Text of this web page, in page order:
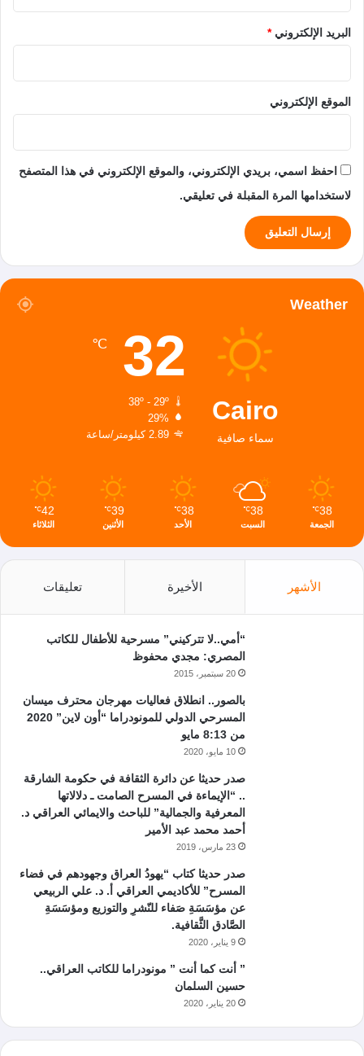
البريد الإلكتروني*
الموقع الإلكتروني
احفظ اسمي، بريدي الإلكتروني، والموقع الإلكتروني في هذا المتصفح
لاستخدامها المرة المقبلة في تعليقي.
Weather
Cairo
سماء صافية
32
℃
38º - 29º
29%
2.89 كيلومتر/ساعة
38
℃
الجمعة
38
℃
السبت
38
℃
الأحد
39
℃
الأثنين
42
℃
الثلاثاء
الأشهر الأخيرة تعليقات
“أمي..لا تتركيني” مسرحية للأطفال للكاتب
المصري: مجدي محفوظ
20 سبتمبر، 2015
بالصور.. انطلاق فعاليات مهرجان محترف ميسان
المسرحي الدولي للمونودراما “أون لاين” 2020
من 8:13 مايو
10 مايو، 2020
صدر حديثا عن دائرة الثقافة في حكومة الشارقة
.. “الإيماءة في المسرح الصامت ـ دلالاتها
المعرفية والجمالية” للباحث والايمائي العراقي د.
أحمد محمد عبد الأمير
23 مارس، 2019
صدر حديثا كتاب “يهودُ العراق وجهودهم في فضاء
المسرح” للأكاديمي العراقي أ. د. علي الربيعي
عن مؤسَسَةِ صَفاء للنّشرِ والتوزيع ومؤسَسَةِ
الصَّادق الثَّقافية.
9 يناير، 2020
” أنت كما أنت ” مونودراما للكاتب العراقي..
حسين السلمان
20 يناير، 2020